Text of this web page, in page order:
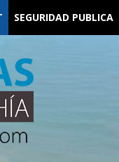
SEGURIDAD PUBLICA